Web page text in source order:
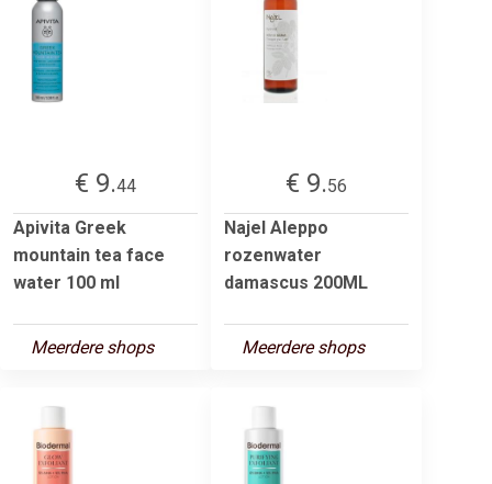
€ 9.44
Apivita Greek
mountain tea face
water 100 ml
Meerdere shops
€ 9.56
Najel Aleppo
rozenwater
damascus 200ML
Meerdere shops